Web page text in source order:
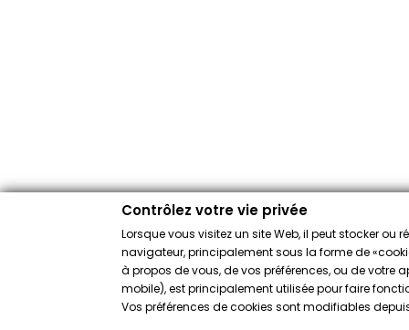
Contrôlez votre vie privée
Lorsque vous visitez un site Web, il peut stocker ou
navigateur, principalement sous la forme de
à propos de vous, de vos préférences, ou de votre
mobile), est principalement utilisée pour faire
Vos préférences de cookies sont modifiables